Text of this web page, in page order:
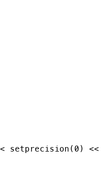
setprecision(0)